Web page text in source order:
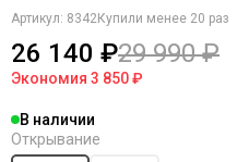
Артикул: 8342Купили менее 20 раз
26 140 ₽29 990 ₽
Экономия 3 850 ₽
В наличии
Открывание